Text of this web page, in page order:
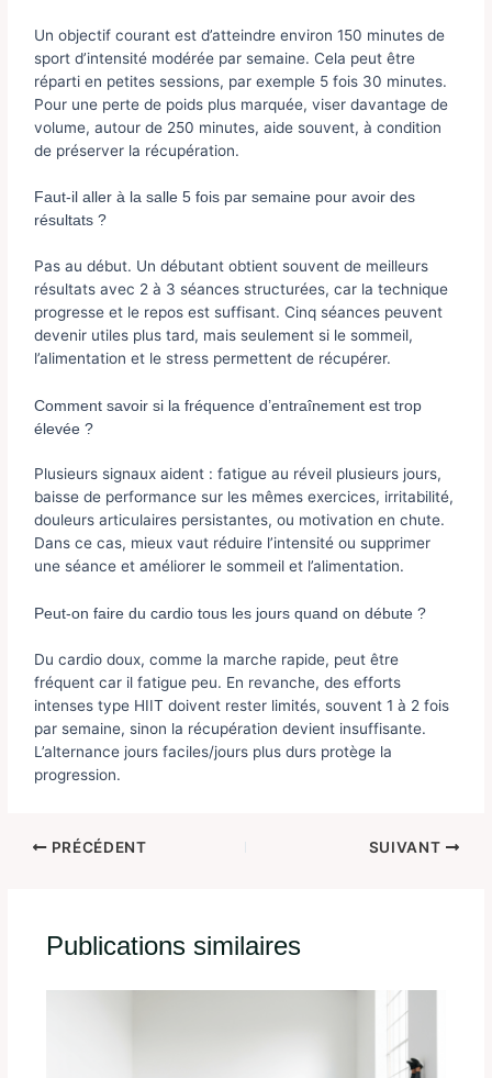
Un objectif courant est d’atteindre environ 150 minutes de
sport d’intensité modérée par semaine. Cela peut être
réparti en petites sessions, par exemple 5 fois 30 minutes.
Pour une perte de poids plus marquée, viser davantage de
volume, autour de 250 minutes, aide souvent, à condition
de préserver la récupération.
Faut-il aller à la salle 5 fois par semaine pour avoir des
résultats ?
Pas au début. Un débutant obtient souvent de meilleurs
résultats avec 2 à 3 séances structurées, car la technique
progresse et le repos est suffisant. Cinq séances peuvent
devenir utiles plus tard, mais seulement si le sommeil,
l’alimentation et le stress permettent de récupérer.
Comment savoir si la fréquence d’entraînement est trop
élevée ?
Plusieurs signaux aident : fatigue au réveil plusieurs jours,
baisse de performance sur les mêmes exercices, irritabilité,
douleurs articulaires persistantes, ou motivation en chute.
Dans ce cas, mieux vaut réduire l’intensité ou supprimer
une séance et améliorer le sommeil et l’alimentation.
Peut-on faire du cardio tous les jours quand on débute ?
Du cardio doux, comme la marche rapide, peut être
fréquent car il fatigue peu. En revanche, des efforts
intenses type HIIT doivent rester limités, souvent 1 à 2 fois
par semaine, sinon la récupération devient insuffisante.
L’alternance jours faciles/jours plus durs protège la
progression.
PRÉCÉDENT SUIVANT
Publications similaires